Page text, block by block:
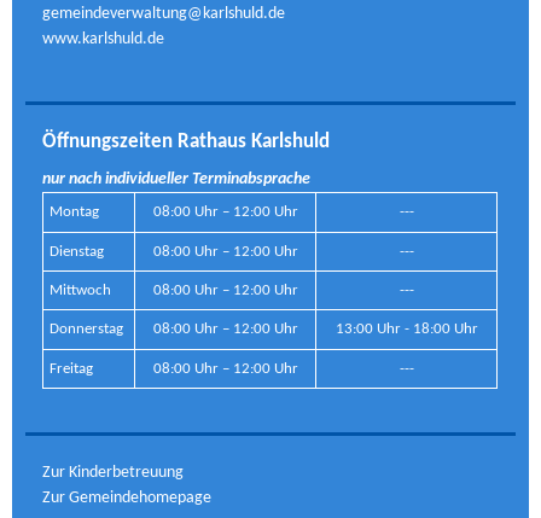
gemeindeverwaltung@karlshuld.de
www.karlshuld.de
Öffnungszeiten Rathaus Karlshuld
nur nach individueller Terminabsprache
Montag 08:00 Uhr – 12:00 Uhr ---
Dienstag 08:00 Uhr – 12:00 Uhr ---
Mittwoch 08:00 Uhr – 12:00 Uhr ---
Donnerstag 08:00 Uhr – 12:00 Uhr 13:00 Uhr - 18:00 Uhr
Freitag 08:00 Uhr – 12:00 Uhr ---
Zur Kinderbetreuung
Zur Gemeindehomepage